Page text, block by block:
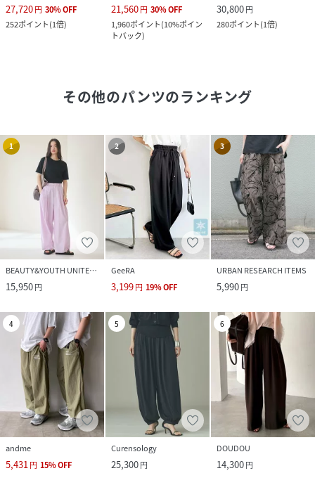
27,720円 30%OFF
252ポイント(1倍)
21,560円 30%OFF
1,960ポイント(10%ポイン
トバック)
30,800円
280ポイント(1倍)
その他のパンツのランキング
1
BEAUTY&YOUTH UNITED ARROWS
15,950円
2
GeeRA
3,199円 19%OFF
3
URBAN RESEARCH ITEMS
5,990円
4
andme
5,431円 15%OFF
5
Curensology
25,300円
6
DOUDOU
14,300円